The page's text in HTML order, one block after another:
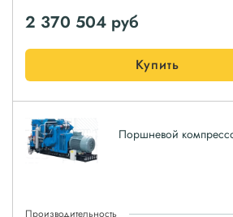
2 370 504 руб
Купить
Поршневой
Производительность